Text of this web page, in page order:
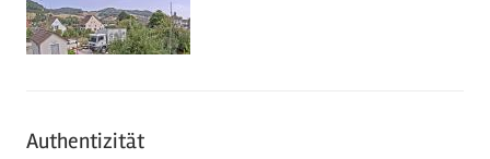
Authentizität